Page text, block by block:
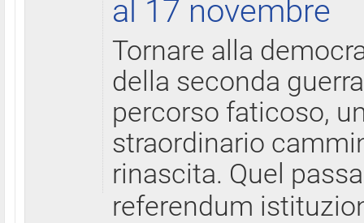
al 17 novembre
Tornare alla
della seconda
percorso faticoso,
straordinario
rinascita. Quel
referendum